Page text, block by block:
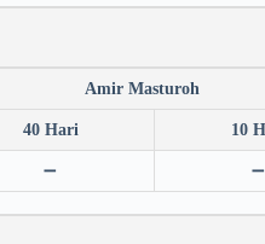
Amir Masturoh
40 Hari 10
➖ ➖